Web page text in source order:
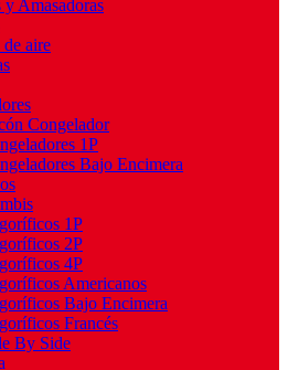
y Amasadoras
de aire
Congelador
1P
Bajo Encimera
1P
2P
4P
Americanos
Bajo Encimera
Francés
By Side